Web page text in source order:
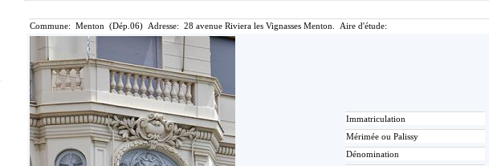
Commune: Menton (Dép.06) Adresse: 28 avenue Riviera les Vignasses Menton. Aire d'étude:
Immatriculation
Mérimée ou Palissy
Dénomination